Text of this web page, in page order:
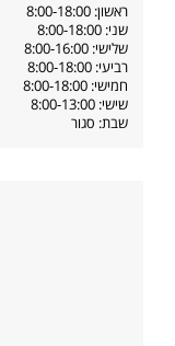
ראשון: 8:00-18:00
שני: 8:00-18:00
שלישי: 8:00-16:00
רביעי: 8:00-18:00
חמישי: 8:00-18:00
שישי: 8:00-13:00
שבת: סגור